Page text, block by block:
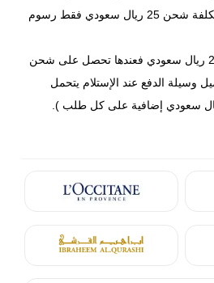
ريال سعودي وتحصل على تكلفة شحن 25 ريال سعودي فقط رسوم
اما اذا تسوقت بأكثر من 200 ريال سعودي فعندها تحصل على شحن
وسيلة الدفع عند الإستلام يتحمل